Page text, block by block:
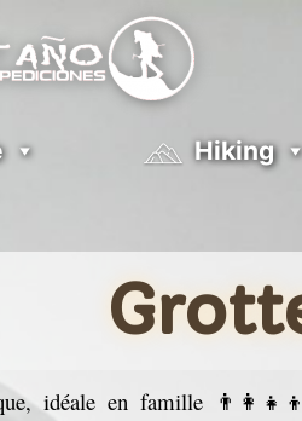
Hiking
idéale en famille